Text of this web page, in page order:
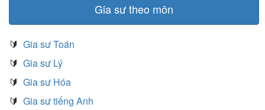
Gia sư theo môn
🔰 Gia sư Toán
🔰 Gia sư Lý
🔰 Gia sư Hóa
🔰 Gia sư tiếng Anh